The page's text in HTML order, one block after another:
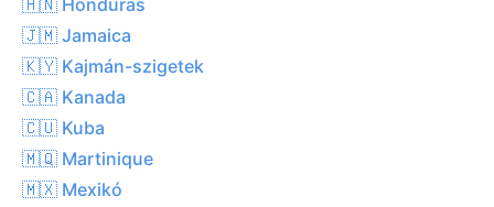
🇯🇲 Jamaica
🇰🇾 Kajmán-szigetek
🇨🇦 Kanada
🇨🇺 Kuba
🇲🇶 Martinique
🇲🇽 Mexikó